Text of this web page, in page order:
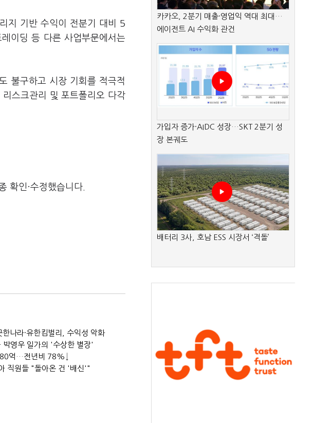
지 기반 수익이 전분기 대비 5
이딩 등 다른 사업부문에서는
불구하고 시장 기회를 적극적
스크관리 및 포트폴리오 다각
확인·수정했습니다.
나라·유한킴벌리, 수익성 악화
박영우 일가의 '수상한 별장'
억…전년비 78%↓
직원들 "돌아온 건 '배신'"
카카오, 2분기 매출·영업익 역대 최대…
에이전트 AI 수익화 관건
가입자 증가·AIDC 성장…SKT 2분기 성
장 본궤도
배터리 3사, 호남 ESS 시장서 ‘격돌’